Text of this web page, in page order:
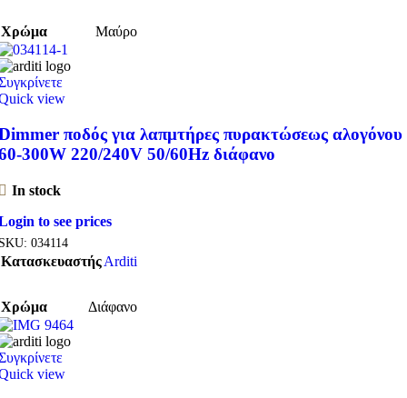
Χρώμα Μαύρο
view
ποδός για λαπμτήρες πυρακτώσεως αλογόνου
300W 220/240V 50/60Hz διάφανο
In stock
to see prices
034114
ΚατασκευαστήςArditi
Χρώμα Διάφανο
view